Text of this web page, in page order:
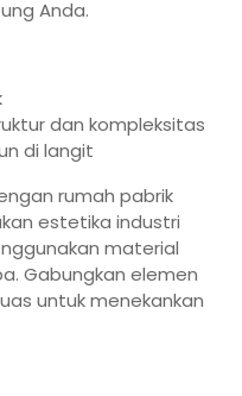
Anda.
dan kompleksitas
di langit
rumah pabrik
estetika industri
material
Gabungkan elemen
untuk menekankan